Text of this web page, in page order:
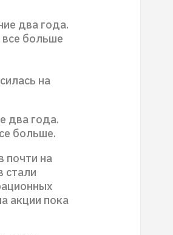
два года.
больше
на
два года.
больше.
почти на
стали
акции пока